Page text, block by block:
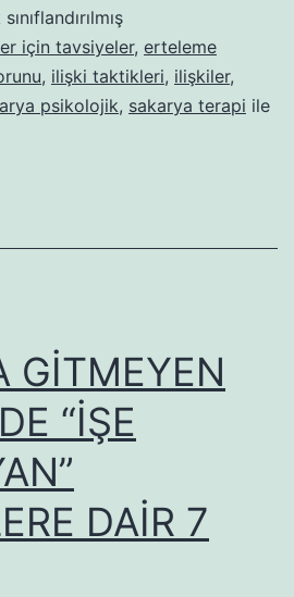
BİR
ENGEL:
için tavsiyeler, erteleme
, ilişki taktikleri, ilişkiler,
psikolojik, sakarya terapi ile
GİTMEYEN
“İŞE
DAİR 7